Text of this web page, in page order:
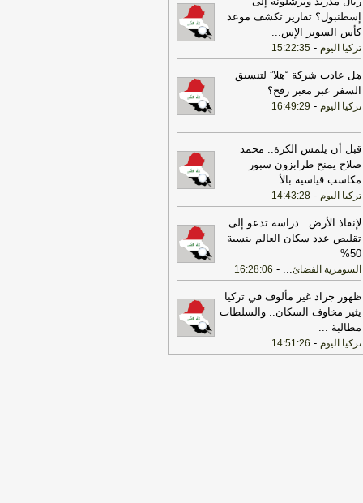
برشلونة للتعاقد مع رودري
هذا اليوم
08:07
سباق الساعات الأخيرة.. ديالى
ملف المحترفين والشرطة يستهدف
07:46
فيديو | التفاهمات حول هرمز
الضمانات وسط تأكيد وحدة القرار
07:16
3 قوانين في جدول أعمال جلسة
يوم الأحد -هذا اليوم
07:16
العراق يرفع السقف... السلاح
على لائحة الإرهاب
07:15
فيديو | ترمب للصحفيين:
مع إيران جيدة وقد لا أحتاج
ضربة جديدة
07:15
3 قوانين في جدول أعمال جلسة
يوم الأحد-اخبار العراق العاجلة
06:40
فيديو | اتفاق مكة يعزز الردع
رسائل وسط تحديات أمنية متصاعدة
هذا اليوم
إسطنبول؟ تقارير تكشف موعد
كأس السوبر الإس...
تركيا اليوم -
15:22:35
هل عادت شركة “هلا” لتنسيق
السفر عبر معبر رفح؟
تركيا اليوم -
16:49:29
قبل أن يلمس الكرة.. محمد
صلاح يمنح طرابزون سبور
مكاسب قياسية بالأ...
تركيا اليوم -
14:43:28
لإنقاذ الأرض.. دراسة تدعو إلى
تقليص عدد سكان العالم بنسبة
50%
السومرية الفضائ...
-
16:28:06
ظهور جراد غير مألوف في تركيا
يثير مخاوف السكان.. والسلطات
مطالبة ...
تركيا اليوم -
14:51:26